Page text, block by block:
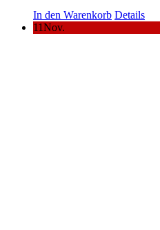
In den Warenkorb Details
11Nov.